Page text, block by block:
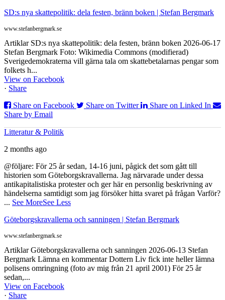
SD:s nya skattepolitik: dela festen, bränn boken | Stefan Bergmark
www.stefanbergmark.se
Artiklar SD:s nya skattepolitik: dela festen, bränn boken 2026-06-17
Stefan Bergmark Foto: Wikimedia Commons (modifierad)
Sverigedemokraterna vill gärna tala om skattebetalarnas pengar som
folkets h...
View on Facebook
· Share
Share on Facebook
Share on Twitter
Share on Linked In
Share by Email
Litteratur & Politik
2 months ago
@följare: För 25 år sedan, 14-16 juni, pågick det som gått till
historien som Göteborgskravallerna. Jag närvarade under dessa
antikapitalistiska protester och ger här en personlig beskrivning av
händelserna samtidigt som jag försöker hitta svaret på frågan Varför?
... See MoreSee Less
Göteborgskravallerna och sanningen | Stefan Bergmark
www.stefanbergmark.se
Artiklar Göteborgskravallerna och sanningen 2026-06-13 Stefan
Bergmark Lämna en kommentar Dottern Liv fick inte heller lämna
polisens omringning (foto av mig från 21 april 2001) För 25 år
sedan,...
View on Facebook
· Share